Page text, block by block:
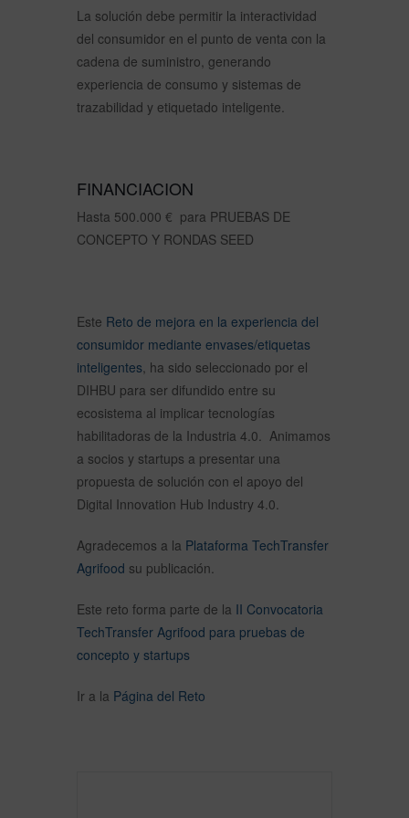
La solución debe permitir la interactividad
del consumidor en el punto de venta con la
cadena de suministro, generando
experiencia de consumo y sistemas de
trazabilidad y etiquetado inteligente.
FINANCIACION
Hasta 500.000 € para PRUEBAS DE
CONCEPTO Y RONDAS SEED
Este Reto de mejora en la experiencia del
consumidor mediante envases/etiquetas
inteligentes, ha sido seleccionado por el
DIHBU para ser difundido entre su
ecosistema al implicar tecnologías
habilitadoras de la Industria 4.0. Animamos
a socios y startups a presentar una
propuesta de solución con el apoyo del
Digital Innovation Hub Industry 4.0.
Agradecemos a la Plataforma TechTransfer
Agrifood su publicación.
Este reto forma parte de la II Convocatoria
TechTransfer Agrifood para pruebas de
concepto y startups
Ir a la Página del Reto